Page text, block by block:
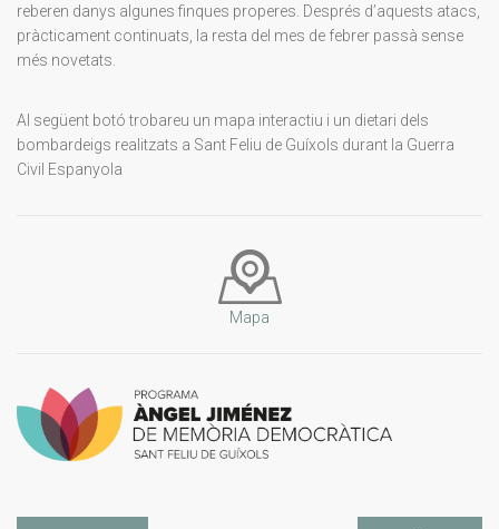
reberen danys algunes finques properes. Després d’aquests atacs,
pràcticament continuats, la resta del mes de febrer passà sense
més novetats.
Al següent botó trobareu un mapa interactiu i un dietari dels
bombardeigs realitzats a Sant Feliu de Guíxols durant la Guerra
Civil Espanyola
Mapa